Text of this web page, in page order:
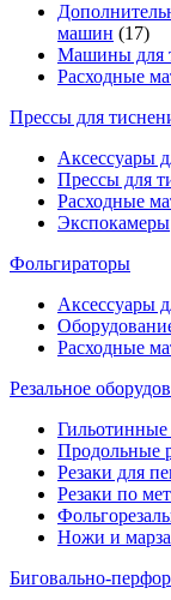
машин (17)
Машины для
Расходные
Прессы для
Аксессуары
Прессы для
Расходные
Экспокамеры
Фольгираторы
Аксессуары
Расходные
Резальное
Гильотинные
Продольные
Резаки для
Резаки по
Ножи и
Биговально-